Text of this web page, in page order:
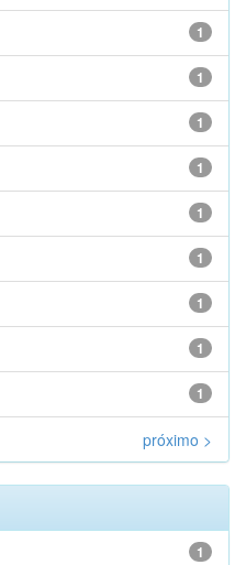
1
1
1
1
1
1
1
1
1
próximo >
1